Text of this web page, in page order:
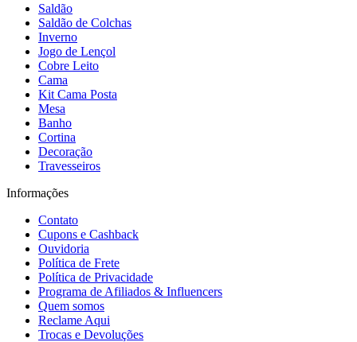
Saldão
Saldão de Colchas
Inverno
Jogo de Lençol
Cobre Leito
Cama
Kit Cama Posta
Mesa
Banho
Cortina
Decoração
Travesseiros
Informações
Contato
Cupons e Cashback
Ouvidoria
Política de Frete
Política de Privacidade
Programa de Afiliados & Influencers
Quem somos
Reclame Aqui
Trocas e Devoluções